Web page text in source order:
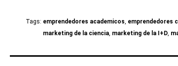
Tags: emprendedores academicos, emprendedores
marketing de la ciencia, marketing de la I+D,